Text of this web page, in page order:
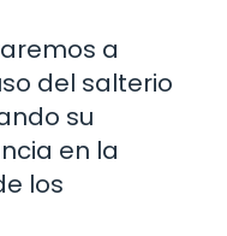
a
del salterio
su
en la
los